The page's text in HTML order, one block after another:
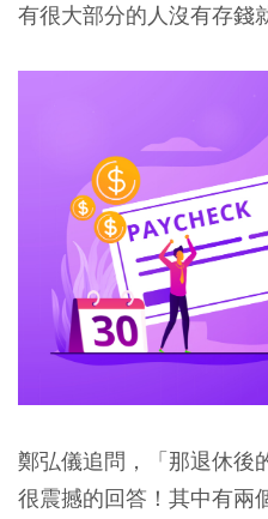
有很大部分的人沒有存錢
鄭弘儀追問，「那退休後
很震撼的回答！其中有兩